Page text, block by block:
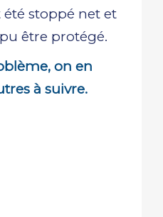
été stoppé net et
être protégé.
on en
à suivre.